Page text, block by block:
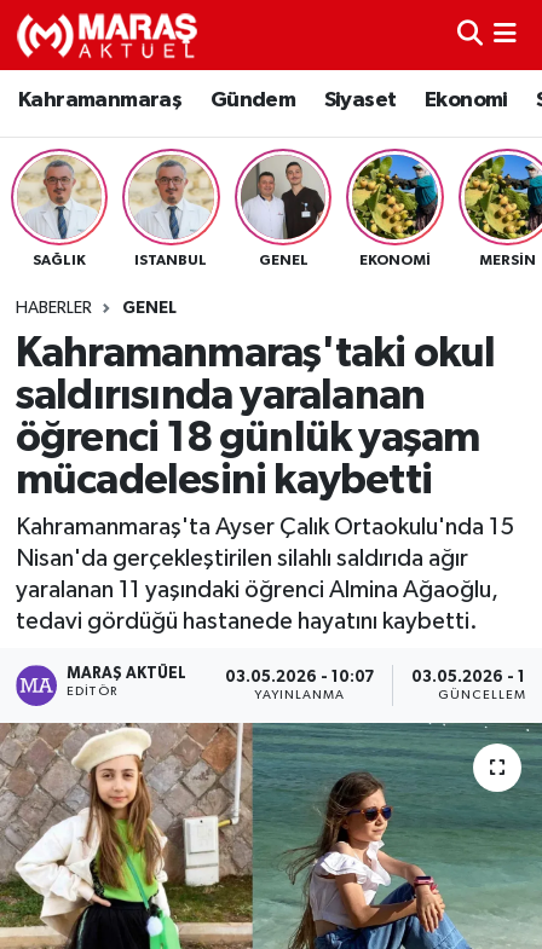
Kahramanmaraş Gündem Siyaset Ekonomi
SAĞLIK ISTANBUL GENEL EKONOMI MERSIN
HABERLER GENEL
Kahramanmaraş'taki okul
saldırısında yaralanan
öğrenci 18 günlük yaşam
mücadelesini kaybetti
Kahramanmaraş'ta Ayser Çalık Ortaokulu'nda 15
Nisan'da gerçekleştirilen silahlı saldırıda ağır
yaralanan 11 yaşındaki öğrenci Almina Ağaoğlu,
tedavi gördüğü hastanede hayatını kaybetti.
MARAŞ AKTÜEL
EDITÖR
03.05.2026 - 10:07
YAYINLANMA
03.05.2026 -
GÜNCELLEME
Kahramanmaraş
Gündem
Siyaset
Spor
Sağlık
Teknoloji
Eğitim
Dünya
Nöbetçi Eczaneler
Hava Durumu
Namaz Vakitleri
TFF 3.Lig 4.Grup Puan Durumu ve Fikstür
Tüm Manşetler
Son Dakika Haberleri
Haber Arşivi